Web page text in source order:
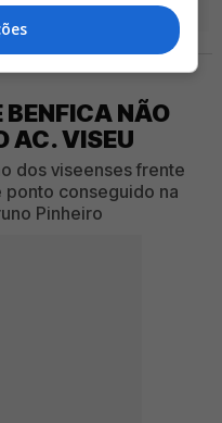
BENFICA NÃO
AC. VISEU
dos viseenses frente
ponto conseguido na
Pinheiro